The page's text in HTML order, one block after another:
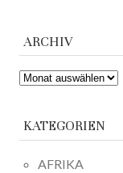
ARCHIV
ARCHIV
KATEGORIEN
AFRIKA